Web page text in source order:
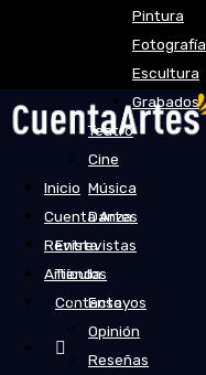
Pintura
Fotografía
Escultura
Grabados
Teatro
Cine
Música
Danza
Entrevistas
Tienda
Contacto
Inicio
Cuenta Artes
Revista
Artículos
Ensayos
Opinión
Reseñas